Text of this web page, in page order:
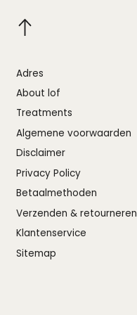
Adres
About lof
Treatments
Algemene voorwaarden
Disclaimer
Privacy Policy
Betaalmethoden
Verzenden & retourneren
Klantenservice
Sitemap